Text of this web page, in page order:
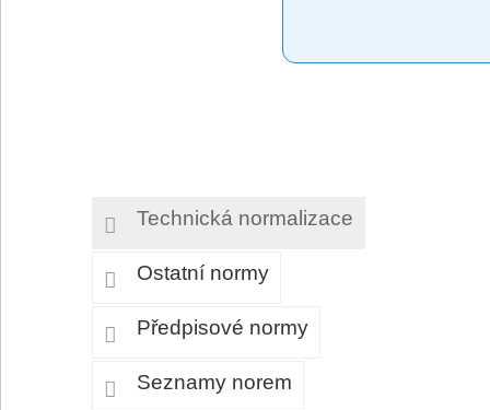
Technická normalizace
Ostatní normy
Předpisové normy
Seznamy norem